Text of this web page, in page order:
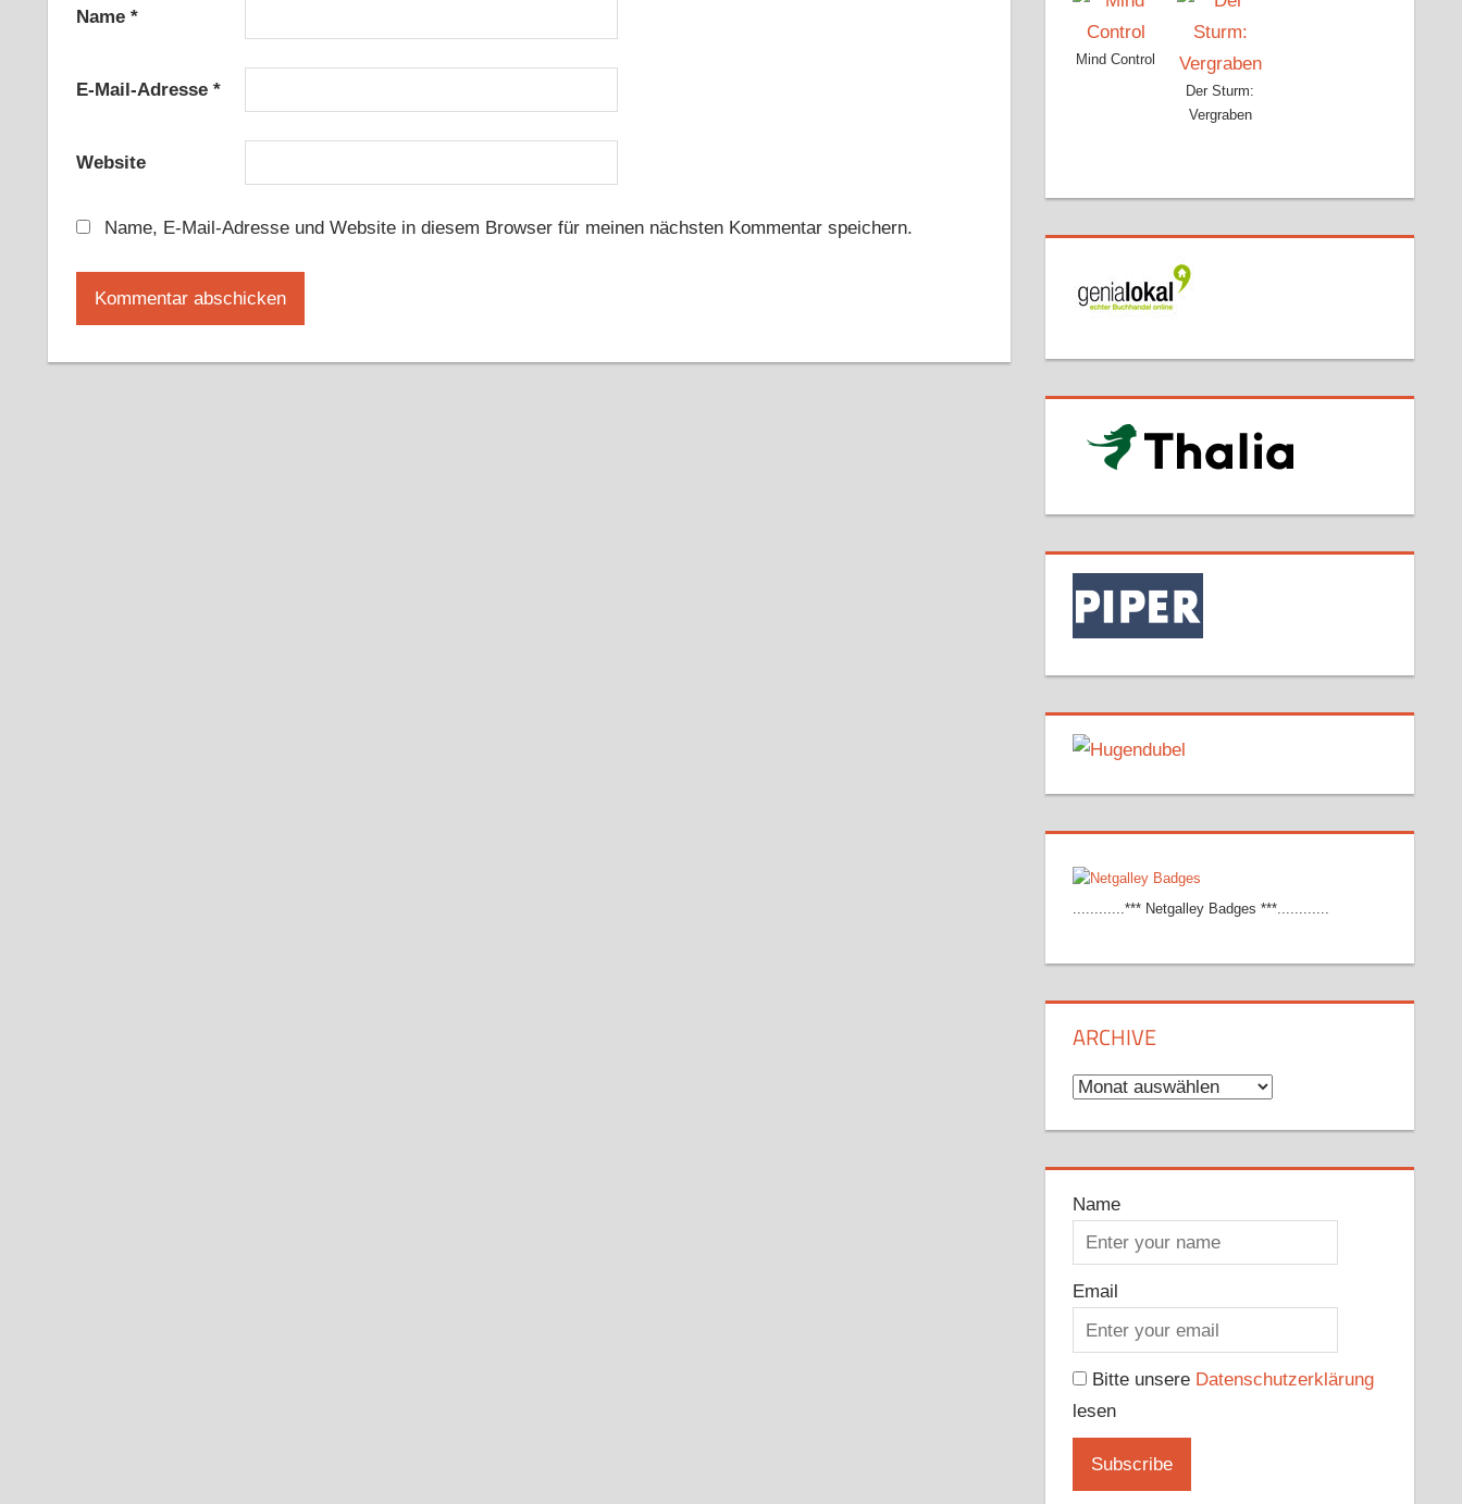
Name *
E-Mail-Adresse *
Website
Name, E-Mail-Adresse und Website in diesem Browser für meinen nächsten Kommentar speichern.
Mind Control
Der Sturm:
Vergraben
............*** Netgalley Badges ***............
ARCHIVE
Archive
Name
Email
Bitte unsere Datenschutzerklärung
lesen